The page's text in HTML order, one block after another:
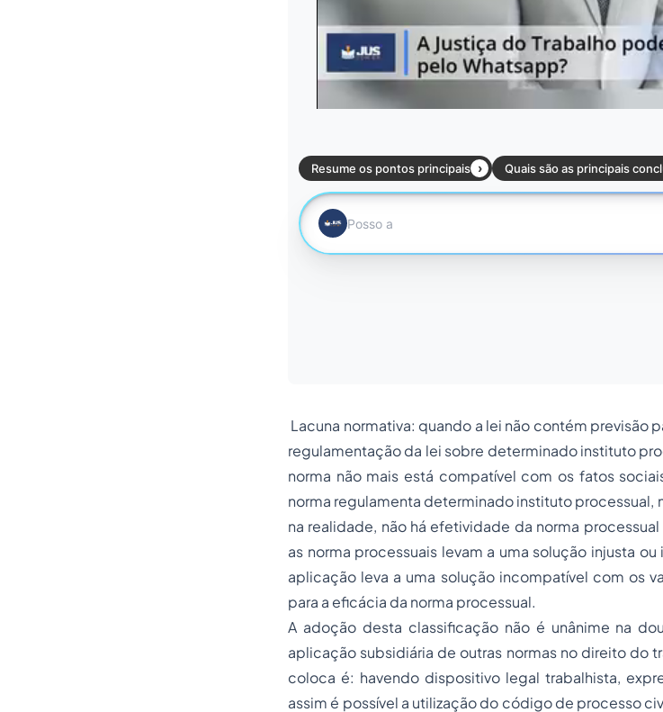
Lacuna normativa: quando a lei não contém previsão
regulamentação da lei sobre determinado instituto
norma não mais está compatível com os fatos
norma regulamenta determinado instituto processual,
na realidade, não há efetividade da norma
as norma processuais levam a uma solução injusta
aplicação leva a uma solução incompatível com os
para a eficácia da norma processual.
A adoção desta classificação não é unânime na
aplicação subsidiária de outras normas no direito do
coloca é: havendo dispositivo legal trabalhista,
assim é possível a utilização do código de processo